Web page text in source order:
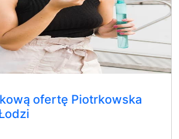
ofertę Piotrkowska